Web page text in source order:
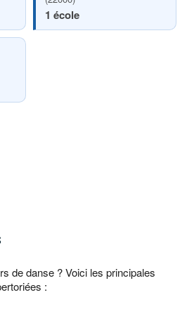
1 école
de danse ? Voici les principales
: